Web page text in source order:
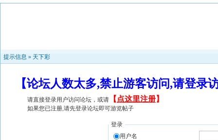
提示信息 » 天下彩
【论坛人数太多,禁止游客访问,请登
请直接登录用户访问论坛，或请 【 点这里注册】
如果您已注册,请先登录论坛即可游览帖子
登录
用户名